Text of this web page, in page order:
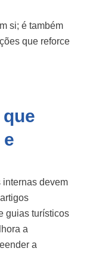
si; é também
que reforce
internas devem
guias turísticos
a
a